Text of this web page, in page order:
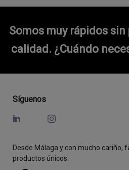
Somos muy rápidos
calidad. ¿Cuándo
Síguenos
Desde Málaga y con mucho cariño,
productos únicos.